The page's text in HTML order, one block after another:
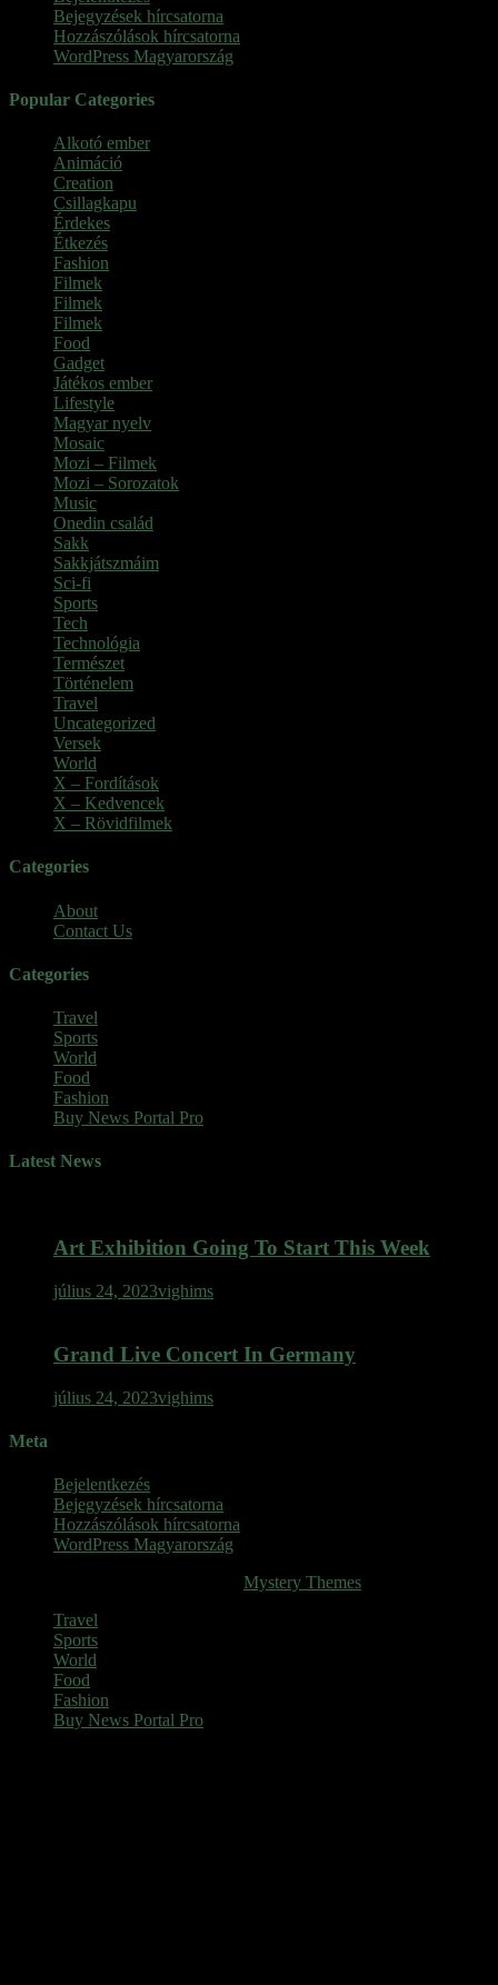
Bejegyzések hírcsatorna
Hozzászólások hírcsatorna
WordPress Magyarország
Popular Categories
Alkotó ember
Animáció
Creation
Csillagkapu
Érdekes
Étkezés
Fashion
Filmek
Filmek
Filmek
Food
Gadget
Játékos ember
Lifestyle
Magyar nyelv
Mosaic
Mozi – Filmek
Mozi – Sorozatok
Music
Onedin család
Sakk
Sakkjátszmáim
Sci-fi
Sports
Tech
Technológia
Természet
Történelem
Travel
Uncategorized
Versek
World
X – Fordítások
X – Kedvencek
X – Rövidfilmek
Categories
About
Contact Us
Categories
Travel
Sports
World
Food
Fashion
Buy News Portal Pro
Latest News
Art Exhibition Going To Start This Week
július 24, 2023vighims
Grand Live Concert In Germany
július 24, 2023vighims
Meta
Bejelentkezés
Bejegyzések hírcsatorna
Hozzászólások hírcsatorna
WordPress Magyarország
Mystery Themes
Travel
Sports
World
Food
Fashion
Buy News Portal Pro